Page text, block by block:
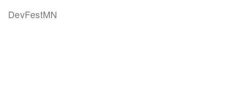
DevFestMN